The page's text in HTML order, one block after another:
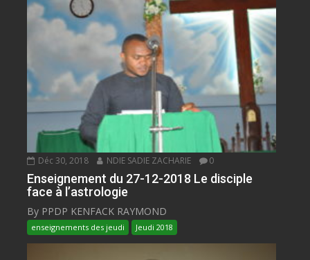
Déc 30, 2018 NDIE SADIE ZACHARIE 0
Enseignement du 27-12-2018 Le disciple
face à l’astrologie
By PPDP KENFACK RAYMOND
enseignements des jeudi Jeudi 2018